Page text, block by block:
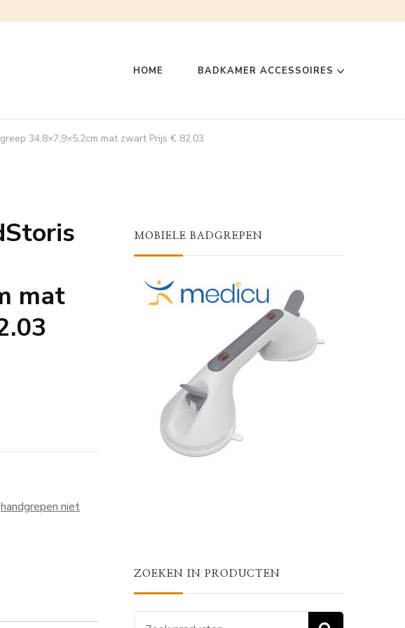
HOME BADKAMER ACCESSOIRES
34,8×7,9×5,2cm mat zwart Prijs € 82.03
mat
handgrepen niet
MOBIELE BADGREPEN
ZOEKEN IN PRODUCTEN
Zoeken